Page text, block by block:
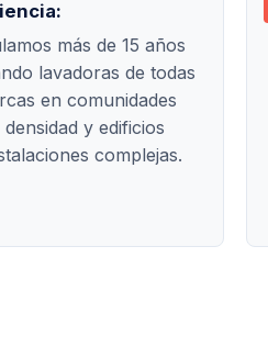
más de 15 años
lavadoras de todas
en comunidades
densidad y edificios
complejas.